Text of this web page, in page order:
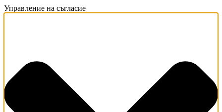
Управление на съгласие